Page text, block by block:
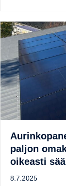
paljon
oikeasti
8.7.2025